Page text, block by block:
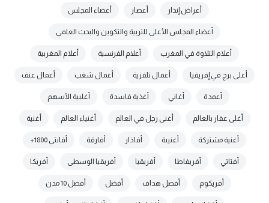
أعراض إنذار أعصار أعضاء المجلس
أعضاء المجلس الأعلى للتربية والتكوين والبحث العلمي
أعلام التلاوة في المغرب أعلام الفرنسية أعلام المغربية
أعلى برج في إفريقيا أعمال تلفزية أعمال شغب أعمال عنف
أعمدة أغاني أغذية فاسدة أغلبية الأسهم
أغلى عقار بالعالم أغنى رجل في العالم أغنياء العالم أغنية
أغنية مشتركة أغنيىة أفاذار أفارقة أفانتي 1800+
أفتاتي أفريفاطا أفريقيا أفريقيا الوسطى أفريكا
أفريكوم أفصل هداف أفضل أفضل 10 مدن